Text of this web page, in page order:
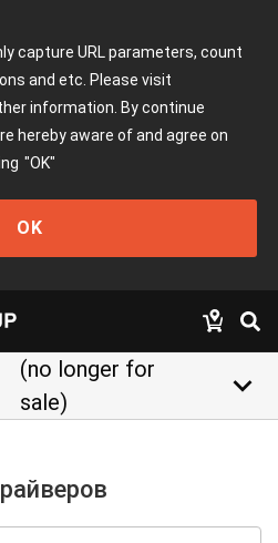
capture URL parameters, count
and etc. Please visit
information. By continue
hereby aware of and agree on
"OK"
OK
(no longer for
sale)
keyboard_arrow_down